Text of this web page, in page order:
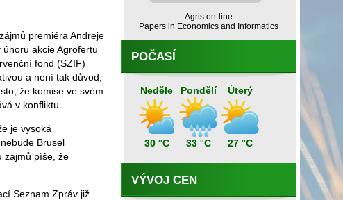
premiéra Andreje
akcie Agrofertu
fond (SZIF)
a není tak důvod,
že komise ve svém
v konfliktu.
je vysoká
Brusel
zájmů píše, že
Seznam Zpráv již
Agris on-line
Papers in Economics and Informatics
POČASÍ
Neděle
30 °C
Pondělí
33 °C
Úterý
27 °C
VÝVOJ CEN